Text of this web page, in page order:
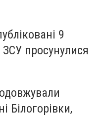
9
просунулися
Білогорівки,